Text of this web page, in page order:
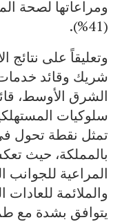
ومراعاتها لصحة
(41%).
وتعليقاً على
شريك وقائد
الشرق الأوسط،
سلوكيات
تمثل نقطة تحول
بالمملكة، حيث
المراعية للجوانب
والملائمة
يتوافق بشدة مع